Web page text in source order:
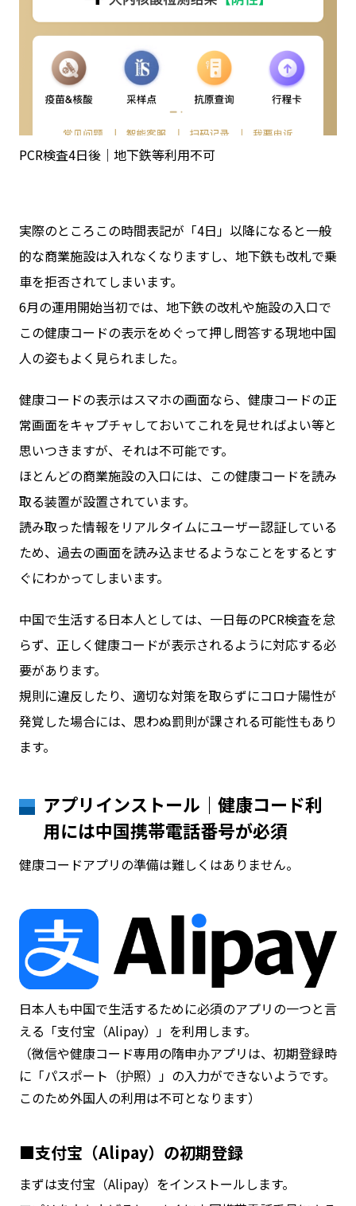
PCR検査4日後｜地下鉄等利用不可
実際のところこの時間表記が「4日」以降になると一般
的な商業施設は入れなくなりますし、地下鉄も改札で乗
車を拒否されてしまいます。
6月の運用開始当初では、地下鉄の改札や施設の入口で
この健康コードの表示をめぐって押し問答する現地中国
人の姿もよく見られました。
健康コードの表示はスマホの画面なら、健康コードの正
常画面をキャプチャしておいてこれを見せればよい等と
思いつきますが、それは不可能です。
ほとんどの商業施設の入口には、この健康コードを読み
取る装置が設置されています。
読み取った情報をリアルタイムにユーザー認証している
ため、過去の画面を読み込ませるようなことをするとす
ぐにわかってしまいます。
中国で生活する日本人としては、一日毎のPCR検査を怠
らず、正しく健康コードが表示されるように対応する必
要があります。
規則に違反したり、適切な対策を取らずにコロナ陽性が
発覚した場合には、思わぬ罰則が課される可能性もあり
ます。
アプリインストール｜健康コード利
用には中国携帯電話番号が必須
健康コードアプリの準備は難しくはありません。
日本人も中国で生活するために必須のアプリの一つと言
える「支付宝（Alipay）」を利用します。
（微信や健康コード専用の隋申办アプリは、初期登録時
に「パスポート（护照）」の入力ができないようです。
このため外国人の利用は不可となります）
■支付宝（Alipay）の初期登録
まずは支付宝（Alipay）をインストールします。